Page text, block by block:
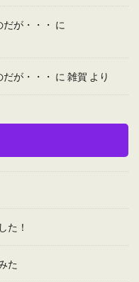
が・・・ に
が・・・ に 雑賀 より
た！
た